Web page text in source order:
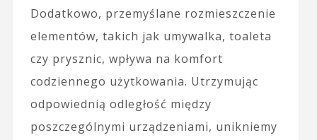
Dodatkowo, przemyślane rozmieszczenie
elementów, takich jak umywalka, toaleta
czy prysznic, wpływa na komfort
codziennego użytkowania. Utrzymując
odpowiednią odległość między
poszczególnymi urządzeniami, unikniemy